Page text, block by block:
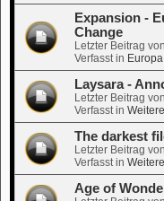
Expansion -
Change
Letzter Beitrag von
Verfasst in
Laysara -
Letzter Beitrag von
Verfasst in
The darkest
Letzter Beitrag von
Verfasst in
Age of